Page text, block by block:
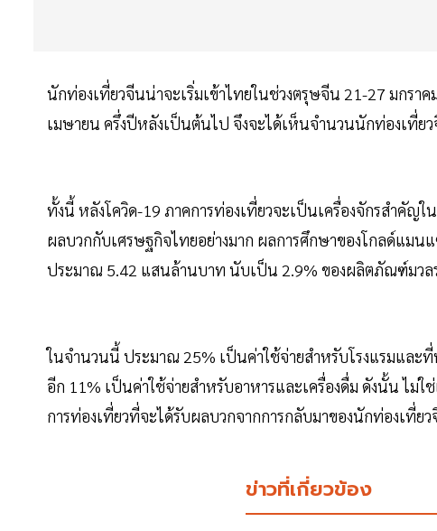
นักท่องเที่ยวจีนน่าจะเริ่มเข้าไทยในช่วงตรุษจีน 21-27 มกรา
เมษายน ครึ่งปีหลังเป็นต้นไป จึงจะได้เห็นจำนวนนักท่องเที่ยว
ทั้งนี้ หลังโควิด-19 ภาคการท่องเที่ยวจะเป็นเครื่องจักรสำคัญ
ผลบวกกับเศรษฐกิจไทยอย่างมาก ผลการศึกษาของโกลด์แม
ประมาณ 5.42 แสนล้านบาท นับเป็น 2.9% ของผลิตภัณฑ์มวล
ในจำนวนนี้ ประมาณ 25% เป็นค่าใช้จ่ายสำหรับโรงแรมและ
อีก 11% เป็นค่าใช้จ่ายสำหรับอาหารและเครื่องดื่ม ดังนั้น ไม่
การท่องเที่ยวที่จะได้รับผลบวกจากการกลับมาของนักท่องเที่ยว
ข่าวที่เกี่ยวข้อง